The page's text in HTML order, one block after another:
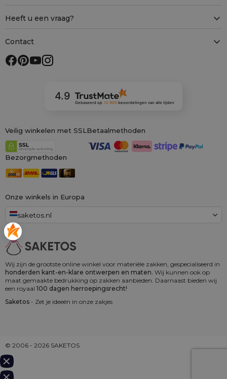
Wij zijn de grootste online winkel voor materiële zakken, gespecialiseerd in
honderden kant-en-klare ontwerpen en maten. Wij kunnen ook op
maat gemaakte bedrukking op zakken aanbieden. Daarnaast bieden wij
een royaal 100 dagen herroepingsrecht!
Saketos - Zet je ideeën in onze zakjes
Onze winkels in Europa
saketos.nl
Heeft u een vraag?
Contact
4.9
Gebaseerd op 12 905 beoordelingenvan alle tijden
Veilig winkelen met SSLBetaalmethoden
Bezorgmethoden
© 2006 - 2026 SAKETOS